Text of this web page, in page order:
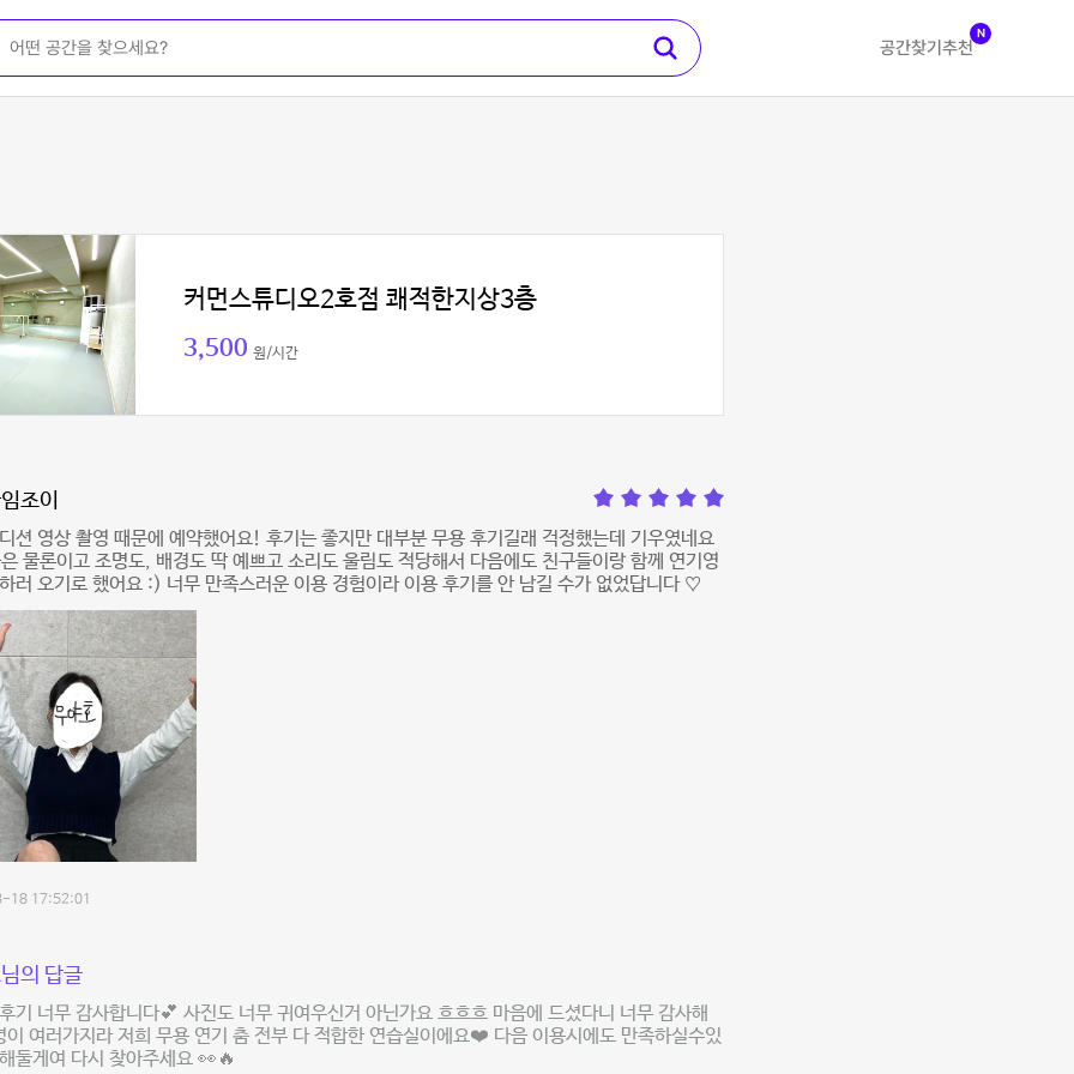
공간찾기 추천
N
커먼스튜디오2호점 쾌적한지상3층
3,500 원/시간
조이
션 영상 촬영 때문에 예약했어요! 후기는 좋지만 대부분 무용 후기길래 걱정했는데 기우였네요
물론이고 조명도, 배경도 딱 예쁘고 소리도 울림도 적당해서 다음에도 친구들이랑 함께 연기영
러 오기로 했어요 :) 너무 만족스러운 이용 경험이라 이용 후기를 안 남길 수가 없었답니다 ♡
18 17:52:01
의 답글
기 너무 감사합니다💕 사진도 너무 귀여우신거 아닌가요 흐흐흐 마음에 드셨다니 너무 감사해
여러가지라 저희 무용 연기 춤 전부 다 적합한 연습실이에요❤️ 다음 이용시에도 만족하실수있
둘게여 다시 찾아주세요 👀🔥